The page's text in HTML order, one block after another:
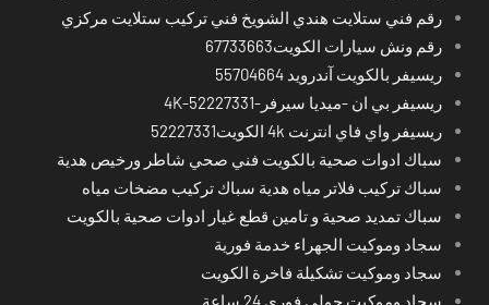
رقم فني ستلايت هندي الشويخ فني تركيب ستلايت مركزي
رقم ونش سيارات الكويت67733663
ريسيفر بالكويت آندرويد 55704664
ريسيفر بي ان -ميديا سيرفر-4K-52227331
ريسيفر واي فاي انترنت 4k الكويت52227331
سباك ادوات صحية بالكويت فني صحي شاطر ورخيص هدية
سباك تركيب فلاتر مياه هدية سباك تركيب مضخات مياه
سباك تمديد صحية و تامين قطع غيار ادوات صحية بالكويت
سجاد وموكيت الجهراء خدمة فورية
سجاد وموكيت تشكيلة فاخرة الكويت
سجاد وموكيت حولي فوري 24 ساعة